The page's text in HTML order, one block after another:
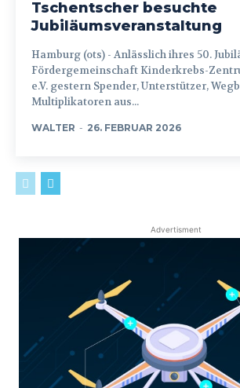
Tschentscher besuchte
Jubiläumsveranstaltung
Hamburg (ots) - Anlässlich ihres 50. Jubiläums lud die
Fördergemeinschaft Kinderkrebs-
e.V. gestern Spender, Unterstützer,
Multiplikatoren aus...
WALTER - 26. FEBRUAR 2026
Advertisment